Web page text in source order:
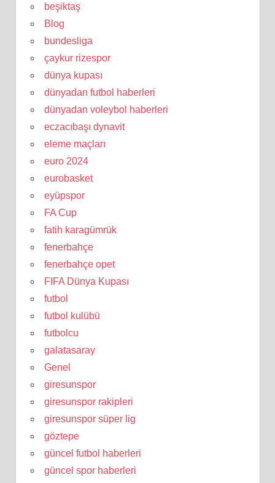
beşiktaş
Blog
bundesliga
çaykur rizespor
dünya kupası
dünyadan futbol haberleri
dünyadan voleybol haberleri
eczacıbaşı dynavit
eleme maçları
euro 2024
eurobasket
eyüpspor
FA Cup
fatih karagümrük
fenerbahçe
fenerbahçe opet
FIFA Dünya Kupası
futbol
futbol kulübü
futbolcu
galatasaray
Genel
giresunspor
giresunspor rakipleri
giresunspor süper lig
göztepe
güncel futbol haberleri
güncel spor haberleri